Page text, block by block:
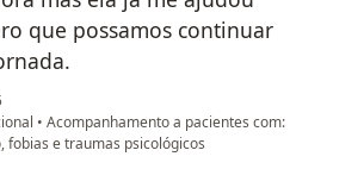
que possamos continuar
• Acompanhamento a pacientes com:
fobias e traumas psicológicos
A. R. D. J